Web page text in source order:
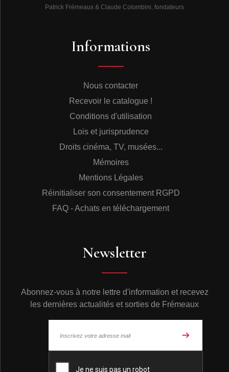
Patrick Frémeaux & Claude Colombini, fondateurs
Informations
Nous contacter
Recevoir le catalogue !
Conditions d'utilisation
Lois et jurisprudence
Droits cinéma, TV, musées...
Mémoires
Mentions Légales
Réinitialiser son consentement RGPD
FAQ - Achats en téléchargement
Newsletter
Abonnez-vous à notre lettre d'information et recevez
les dernières actualités et sorties de Frémeaux